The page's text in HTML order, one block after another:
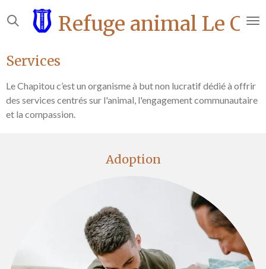
Passer
au
principal
Refuge animal Le
Services
Le Chapitou c’est un organisme à but non lucratif dédié à offrir
des services centrés sur l'animal, l'engagement communautaire
et la compassion.
Adoption